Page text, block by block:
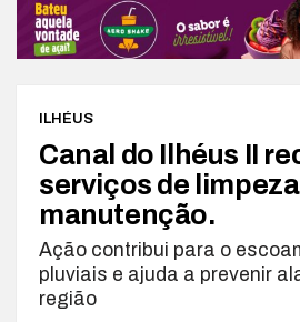
ILHÉUS
Canal do Ilhéus II
serviços de
manutenção.
Ação contribui para o
pluviais e ajuda a prevenir
região